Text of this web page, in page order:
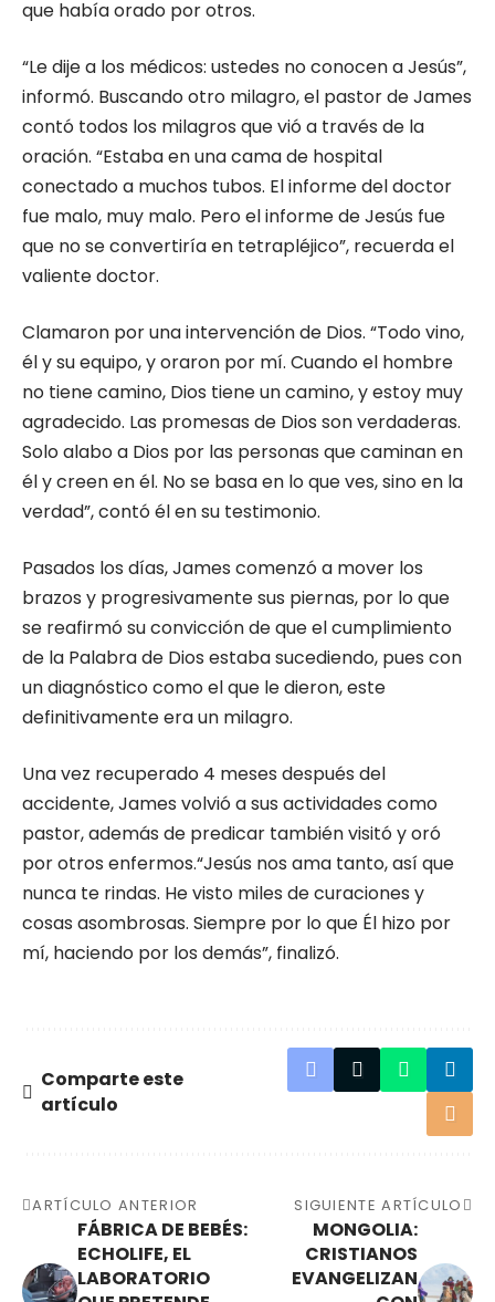
que había orado por otros.
“Le dije a los médicos: ustedes no conocen a Jesús”,
informó. Buscando otro milagro, el pastor de James
contó todos los milagros que vió a través de la
oración. “Estaba en una cama de hospital
conectado a muchos tubos. El informe del doctor
fue malo, muy malo. Pero el informe de Jesús fue
que no se convertiría en tetrapléjico”, recuerda el
valiente doctor.
Clamaron por una intervención de Dios. “Todo vino,
él y su equipo, y oraron por mí. Cuando el hombre
no tiene camino, Dios tiene un camino, y estoy muy
agradecido. Las promesas de Dios son verdaderas.
Solo alabo a Dios por las personas que caminan en
él y creen en él. No se basa en lo que ves, sino en la
verdad”, contó él en su testimonio.
Pasados los días, James comenzó a mover los
brazos y progresivamente sus piernas, por lo que
se reafirmó su convicción de que el cumplimiento
de la Palabra de Dios estaba sucediendo, pues con
un diagnóstico como el que le dieron, este
definitivamente era un milagro.
Una vez recuperado 4 meses después del
accidente, James volvió a sus actividades como
pastor, además de predicar también visitó y oró
por otros enfermos.“Jesús nos ama tanto, así que
nunca te rindas. He visto miles de curaciones y
cosas asombrosas. Siempre por lo que Él hizo por
mí, haciendo por los demás”, finalizó.
Comparte este
artículo
ARTÍCULO ANTERIOR
FÁBRICA DE BEBÉS:
ECHOLIFE, EL
LABORATORIO
SIGUIENTE ARTÍCULO
MONGOLIA:
CRISTIANOS
EVANGELIZAN